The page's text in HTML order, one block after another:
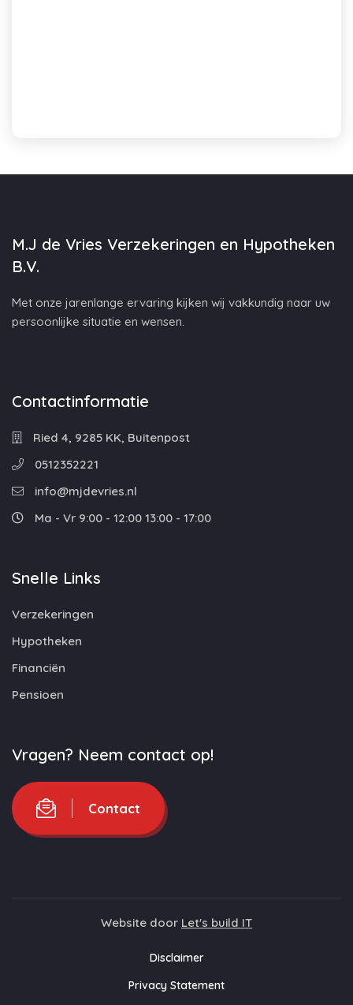
M.J de Vries Verzekeringen en Hypotheken
B.V.
Met onze jarenlange ervaring kijken wij vakkundig naar uw
persoonlijke situatie en wensen.
Contactinformatie
Ried 4, 9285 KK, Buitenpost
0512352221
info@mjdevries.nl
Ma - Vr 9:00 - 12:00 13:00 - 17:00
Snelle Links
Verzekeringen
Hypotheken
Financiën
Pensioen
Vragen? Neem contact op!
Contact
Website door Let's build IT
Disclaimer
Privacy Statement